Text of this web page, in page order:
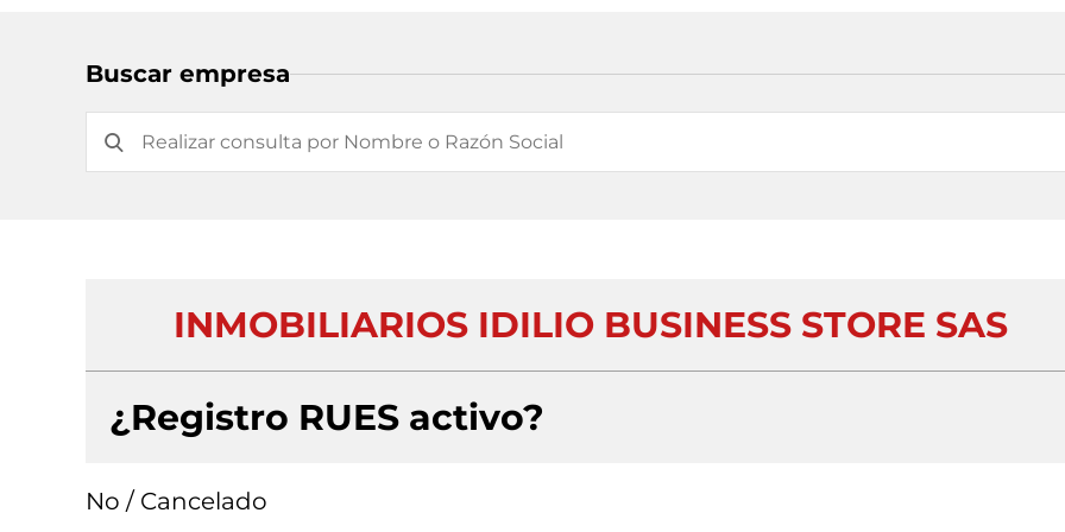
Buscar empresa
INMOBILIARIOS IDILIO BUSINESS STORE SAS
¿Registro RUES activo?
No / Cancelado